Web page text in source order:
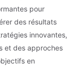
pour
des résultats
innovantes,
et des approches
en